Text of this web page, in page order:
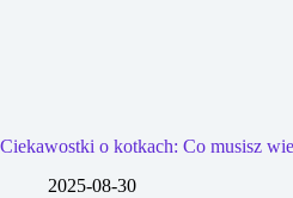
Ciekawostki o kotkach: Co musisz
2025-08-30